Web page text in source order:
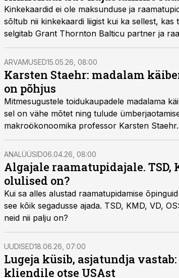
Kinkekaardid ei ole maksunduse ja
sõltub nii kinkekaardi liigist kui ka sellest,
selgitab Grant Thornton Balticu partner ja
ARVAMUSED15.05.26, 08:00
Karsten Staehr: madalam
on põhjus
Mitmesugustele toidukaupadele madalama
sel on vähe mõtet ning tulude
makroökonoomika professor Karsten Staehr.
ANALÜÜSID06.04.26, 08:00
Algajale raamatupidajale. TSD,
olulised on?
Kui sa alles alustad raamatupidamise
see kõik segadusse ajada. TSD, KMD, VD,
neid nii palju on?
UUDISED18.06.26, 07:00
Lugeja küsib, asjatundja
kliendile otse USAst